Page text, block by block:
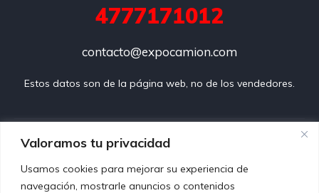
Valoramos tu privacidad
Usamos cookies para mejorar su experiencia de
navegación, mostrarle anuncios o contenidos
4777171012
contacto@expocamion.com
Estos datos son de la página web, no de los vendedores.
Preguntas frecuentes
Aviso de privacidad